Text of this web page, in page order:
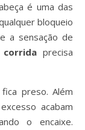
é uma das
bloqueio
a sensação de
precisa
preso. Além
acabam
o encaixe.